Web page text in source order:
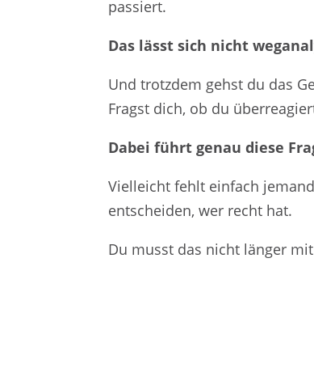
passiert.
Das lässt sich nicht
Und trotzdem gehst du das
Fragst dich, ob du
Dabei führt genau diese
Vielleicht fehlt einfach
entscheiden, wer recht hat.
Du musst das nicht länger